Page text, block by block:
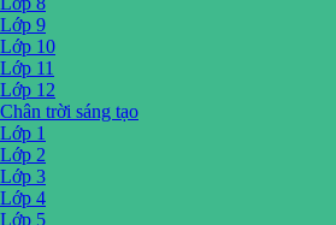
Lớp 9
Lớp 10
Lớp 11
Lớp 12
Chân trời sáng tạo
Lớp 1
Lớp 2
Lớp 3
Lớp 4
Lớp 5